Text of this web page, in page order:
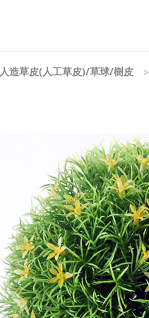
人造草皮(人工草皮)/草球/樹皮